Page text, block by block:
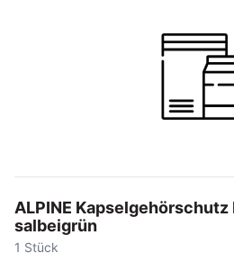
ALPINE Kapselgehörschutz
salbeigrün
1 Stück